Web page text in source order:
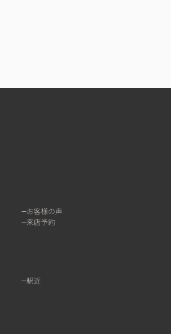
お客様の声
来店予約
駅近